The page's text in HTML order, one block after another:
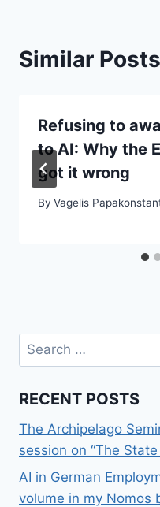
Similar Posts
Refusing to
to AI: Why the
got it wrong
By Vagelis
Search
for:
RECENT POSTS
The Archipelago
session on “The
AI in German
volume in my Nomos